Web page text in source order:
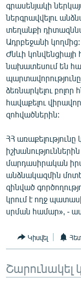
ՓՈԴՔԱՍԹ
Հայերեն
English
Русский
ՀԵՏԵՎԵՔ ՄԵԶ
«Ազատության»
գրասենյակի
ներգրավվելու
տեղանքի
Ադրբեջանի
Ժնևի կոնվենցիայի
նախատեսում են
ձեռնարկելու
հավաքելու
զոհվածներին:
ՀՀ
մարդասիրական
անձնակազմին
զինված
կրում է ողջ
սրման համար», -
Կիսվել
Շարունակել